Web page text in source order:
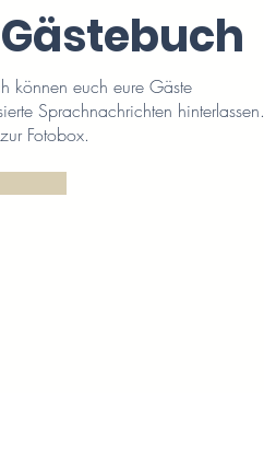
können euch eure Gäste
Sprachnachrichten hinterlassen.
Fotobox.